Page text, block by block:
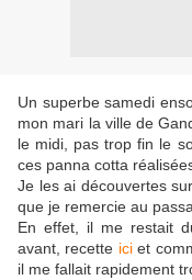
Un superbe samedi
mon mari la ville de
le midi, pas trop fin le
ces panna cotta
Je les ai découvertes
que je remercie au
En effet, il me restait
avant, recette iciet
il me fallait rapidement